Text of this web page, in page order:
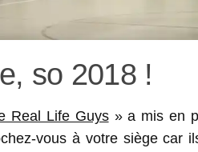
so 2018 !
Real Life Guys» a mis en
vous à votre siège car